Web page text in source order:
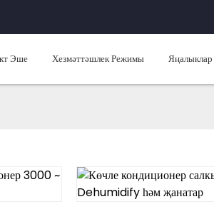
Эше Хезмәттәшлек Режимы Яңалыклар